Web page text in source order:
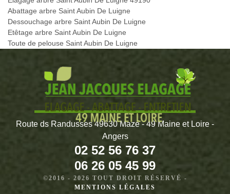
Abattage arbre Saint Aubin De Luigne
Dessouchage arbre Saint Aubin De Luigne
Etêtage arbre Saint Aubin De Luigne
Toute de pelouse Saint Aubin De Luigne
Route ds Randusses 49630 Mazé - 49 Maine et Loire -
Angers
02 52 56 76 37
06 26 05 45 99
©2016 - 2026 TOUT DROIT RÉSERVÉ -
MENTIONS LÉGALES